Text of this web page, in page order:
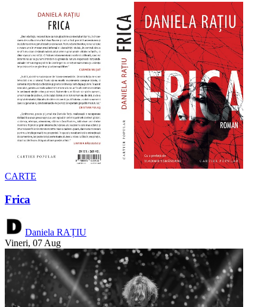
CARTE
Frica
Daniela RAȚIU
Vineri, 07 Aug